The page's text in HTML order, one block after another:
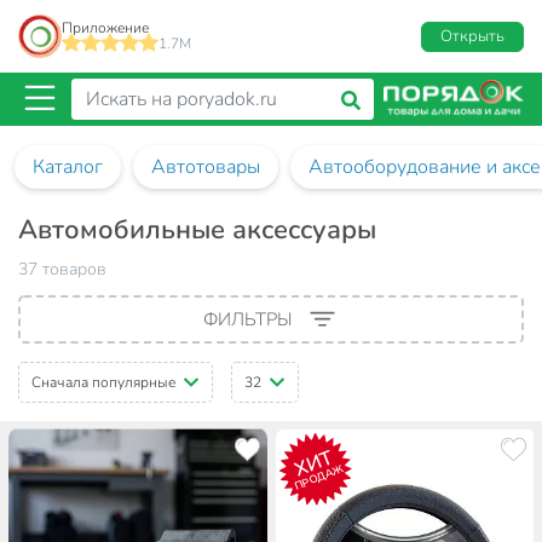
Приложение
1.7M
Открыть
Каталог Автотовары Автооборудование и
Автомобильные аксессуары
37 товаров
ФИЛЬТРЫ
Сначала популярные 32
ХИТ
ПРОДАЖ